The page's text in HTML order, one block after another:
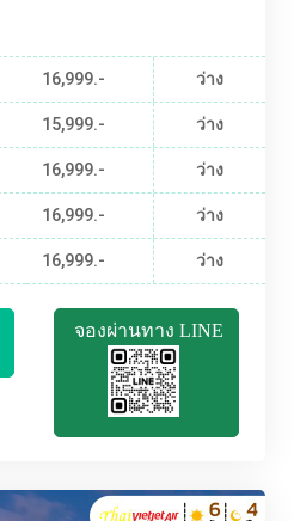
16,999.-
ว่าง
15,999.-
ว่าง
16,999.-
ว่าง
16,999.-
ว่าง
16,999.- ว่าง
จองผ่านทาง LINE